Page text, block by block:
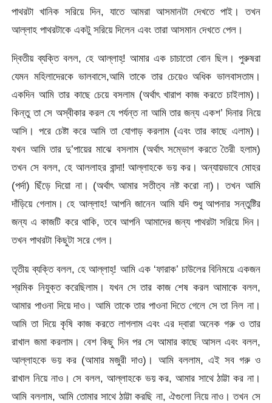
পাথরটা খানিক সরিয়ে দিন, যাতে আমরা আসমানটা দেখতে পাই। তখন
আল্লাহ পাথরটাকে একটু সরিয়ে দিলেন এবং তারা আসমান দেখতে পেল।
দ্বিতীয় ব্যক্তি বলল, হে আল্লাহ্‌! আমার এক চাচাতো বোন ছিল। পুরুষরা
যেমন মহিলাদেরকে ভালবাসে,আমি তাকে তার চেয়েও অধিক ভালবাসতাম।
একদিন আমি তার কাছে চেয়ে বসলাম (অর্থাৎ খারাপ কাজ করতে চাইলাম)।
কিন্তু তা সে অস্বীকার করল যে পর্যন্ত না আমি তার জন্য একশ’ দিনার নিয়ে
আসি। পরে চেষ্টা করে আমি তা যোগাড় করলাম (এবং তার কাছে এলাম)।
যখন আমি তার দু’পায়ের মাঝে বসলাম (অর্থাৎ সম্ভোগ করতে তৈরী হলাম)
তখন সে বলল, হে আললাহর বান্দা! আল্লাহকে ভয় কর। অন্যায়ভাবে মোহর
(পর্দা) ছিঁড়ে দিয়ো না। (অর্থাৎ আমার সতীত্ব নষ্ট করো না)। তখন আমি
দাঁড়িয়ে গেলাম। হে আল্লাহ! আপনি জানেন আমি যদি শুধু আপনার সন্তুষ্টির
জন্য এ কাজটি করে থাকি, তবে আপনি আমাদের জন্য পাথরটা সরিয়ে দিন।
তখন পাথরটা কিছুটা সরে গেল।
তৃতীয় ব্যক্তি বলল, হে আল্লাহ্‌! আমি এক ‘ফারাক’ চাউলের বিনিময়ে একজন
শ্রমিক নিযুক্ত করেছিলাম। যখন সে তার কাজ শেষ করল আমাকে বলল,
আমার পাওনা দিয়ে দাও। আমি তাকে তার পাওনা দিতে গেলে সে তা নিল না।
আমি তা দিয়ে কৃষি কাজ করতে লাগলাম এবং এর দ্বারা অনেক গরু ও তার
রাখাল জমা করলাম। বেশ কিছু দিন পর সে আমার কাছে আসল এবং বলল,
আল্লাহকে ভয় কর (আমার মজুরী দাও)। আমি বললাম, এই সব গরু ও
রাখাল নিয়ে নাও। সে বলল, আল্লাহকে ভয় কর, আমার সাথে ঠাট্টা কর না।
আমি বললাম, আমি তোমার সাথে ঠাট্টা করছি না, ঐগুলো নিয়ে নাও। তখন সে